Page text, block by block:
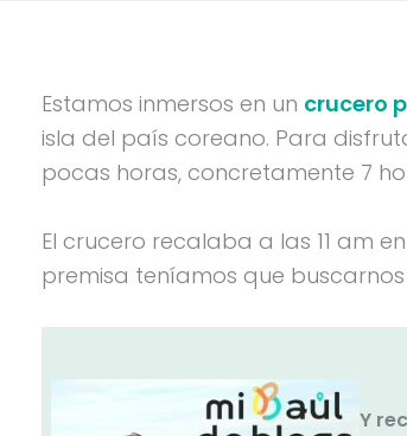
Estamos inmersos en un crucero
isla del país coreano. Para
pocas horas, concretamente 7
El crucero recalaba a las 11 am
premisa teníamos que
Y